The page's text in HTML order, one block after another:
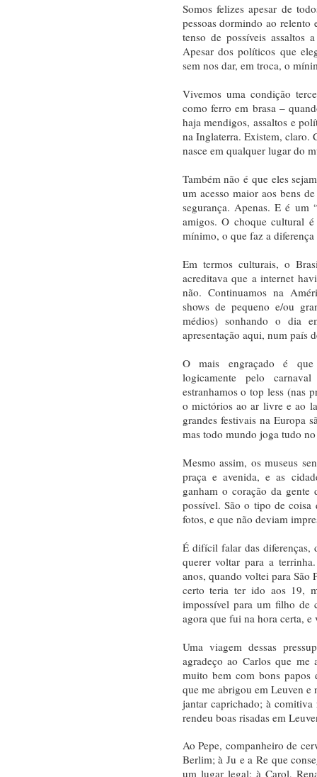
Somos felizes apesar de
pessoas dormindo ao
tenso de possíveis assaltos
Apesar dos políticos que
sem nos dar, em troca, o
Vivemos uma condição
como ferro em brasa –
haja mendigos, assaltos e
na Inglaterra. Existem, claro.
nasce em qualquer lugar do
Também não é que eles
um acesso maior aos bens
segurança. Apenas. E é um
amigos. O choque cultural
mínimo, o que faz a diferença
Em termos culturais, o
acreditava que a internet
não. Continuamos na
shows de pequeno e/ou
médios) sonhando o dia
apresentação aqui, num país
O mais engraçado é que
logicamente pelo
estranhamos o top less (nas
o mictórios ao ar livre e ao
grandes festivais na Europa
mas todo mundo joga tudo
Mesmo assim, os museus
praça e avenida, e as
ganham o coração da
possível. São o tipo de
fotos, e que não deviam
É difícil falar das diferenças,
querer voltar para a
anos, quando voltei para São
certo teria ter ido aos 19,
impossível para um filho de
agora que fui na hora certa, e
Uma viagem dessas
agradeço ao Carlos que me
muito bem com bons papos
que me abrigou em Leuven e
jantar caprichado; à comitiva
rendeu boas risadas em
Ao Pepe, companheiro de
Berlim; à Ju e a Re que
um lugar legal; à Carol,